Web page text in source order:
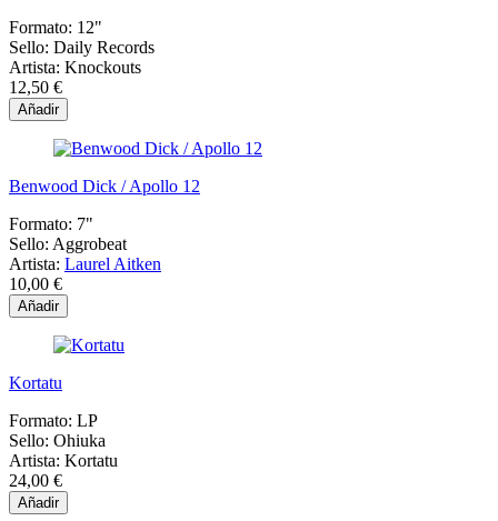
Formato: 12"
Sello: Daily Records
Artista: Knockouts
12,50 €
Añadir
Benwood Dick / Apollo 12
Formato: 7"
Sello: Aggrobeat
Artista: Laurel Aitken
10,00 €
Añadir
Kortatu
Formato: LP
Sello: Ohiuka
Artista: Kortatu
24,00 €
Añadir